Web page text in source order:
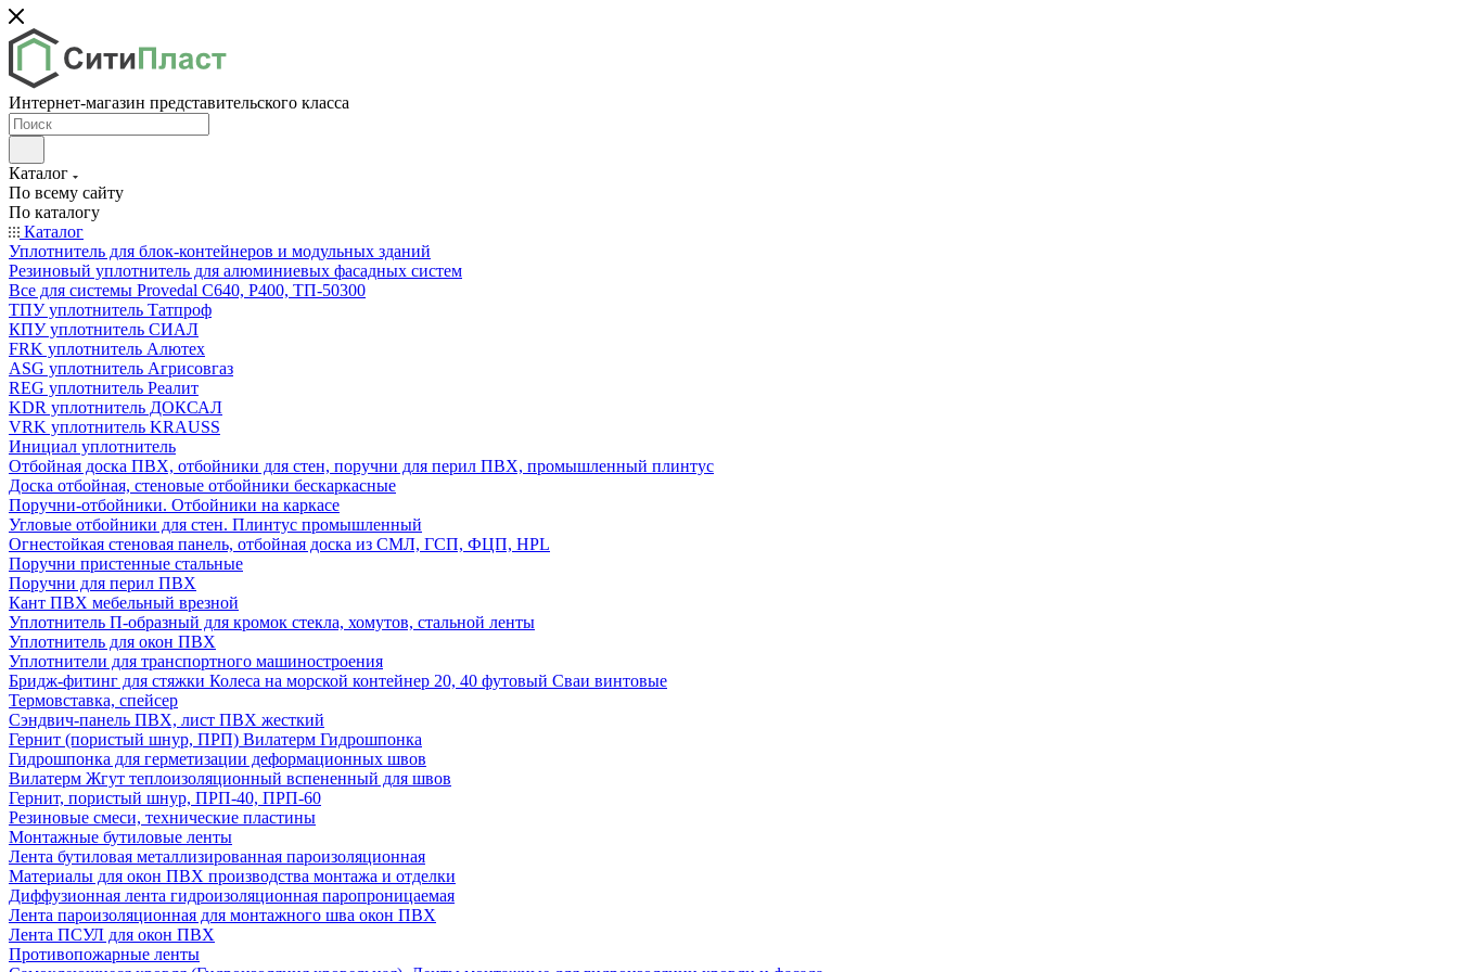
Интернет-магазин представительского класса
Каталог
По всему сайту
По каталогу
Каталог
Уплотнитель для блок-контейнеров и модульных зданий
Резиновый уплотнитель для алюминиевых фасадных систем
Все для системы Provedal С640, Р400, ТП-50300
ТПУ уплотнитель Татпроф
КПУ уплотнитель СИАЛ
FRK уплотнитель Алютех
ASG уплотнитель Агрисовгаз
REG уплотнитель Реалит
KDR уплотнитель ДОКСАЛ
VRK уплотнитель KRAUSS
Инициал уплотнитель
Отбойная доска ПВХ, отбойники для стен, поручни для перил ПВХ, промышленный плинтус
Доска отбойная, стеновые отбойники бескаркасные
Поручни-отбойники. Отбойники на каркасе
Угловые отбойники для стен. Плинтус промышленный
Огнестойкая стеновая панель, отбойная доска из СМЛ, ГСП, ФЦП, HPL
Поручни пристенные стальные
Поручни для перил ПВХ
Кант ПВХ мебельный врезной
Уплотнитель П-образный для кромок стекла, хомутов, стальной ленты
Уплотнитель для окон ПВХ
Уплотнители для транспортного машиностроения
Бридж-фитинг для стяжки Колеса на морской контейнер 20, 40 футовый Сваи винтовые
Термовставка, спейсер
Сэндвич-панель ПВХ, лист ПВХ жесткий
Гернит (пористый шнур, ПРП) Вилатерм Гидрошпонка
Гидрошпонка для герметизации деформационных швов
Вилатерм Жгут теплоизоляционный вспененный для швов
Гернит, пористый шнур, ПРП-40, ПРП-60
Резиновые смеси, технические пластины
Монтажные бутиловые ленты
Лента бутиловая металлизированная пароизоляционная
Материалы для окон ПВХ производства монтажа и отделки
Диффузионная лента гидроизоляционная паропроницаемая
Лента пароизоляционная для монтажного шва окон ПВХ
Лента ПСУЛ для окон ПВХ
Противопожарные ленты